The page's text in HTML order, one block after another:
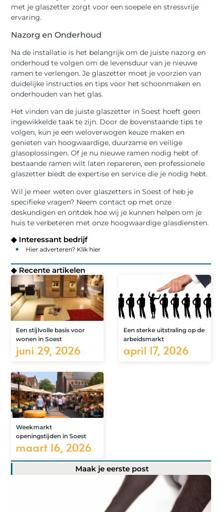
met je glaszetter zorgt voor een soepele en stressvrije
ervaring.
Nazorg en Onderhoud
Na de installatie is het belangrijk om de juiste nazorg en
onderhoud te volgen om de levensduur van je nieuwe
ramen te verlengen. Je glaszetter moet je voorzien van
duidelijke instructies en tips voor het schoonmaken en
onderhouden van het glas.
Het vinden van de juiste glaszetter in Soest hoeft geen
ingewikkelde taak te zijn. Door de bovenstaande tips te
volgen, kun je een weloverwogen keuze maken en
genieten van hoogwaardige, duurzame en veilige
glasoplossingen. Of je nu nieuwe ramen nodig hebt of
bestaande ramen wilt laten repareren, een professionele
glaszetter biedt de expertise en service die je nodig hebt.
Wil je meer weten over glaszetters in Soest of heb je
specifieke vragen? Neem contact op met onze
deskundigen en ontdek hoe wij je kunnen helpen om je
huis te verbeteren met onze hoogwaardige glasdiensten.
◆ Interessant bedrijf
Hier adverteren? Klik hier
◆ Recente artikelen
Een stijlvolle basis voor
wonen in Soest
juni 29, 2026
Een sterke uitstraling op de
arbeidsmarkt
april 17, 2026
Weekmarkt
openingstijden in Soest
maart 16, 2026
Maak je eerste post